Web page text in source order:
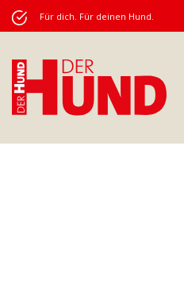
Für dich. Für deinen Hund.